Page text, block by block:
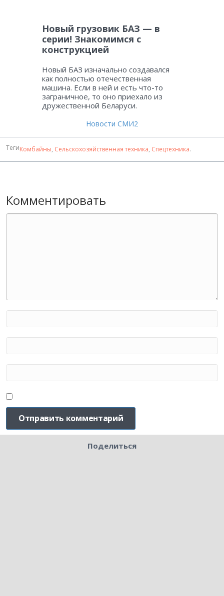
Новый грузовик БАЗ — в
серии! Знакомимся с
конструкцией
Новый БАЗ изначально создавался
как полностью отечественная
машина. Если в ней и есть что-то
заграничное, то оно приехало из
дружественной Беларуси.
Новости СМИ2
ТегиКомбайны, Сельскохозяйственная техника, Спецтехника.
Комментировать
Поделиться